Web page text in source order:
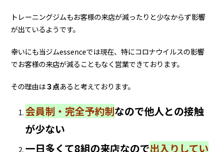
トレーニングジムもお客様の来店が減ったりと少なからず影響
が出ているようです。
幸いにも当ジムessenceでは現在、特にコロナウイルスの影響
でお客様の来店が減ることもなく営業できております。
その理由は３点あると考えております。
会員制・完全予約制なので他人との接触
が少ない
一日多くて8組の来店なので出入りしてい